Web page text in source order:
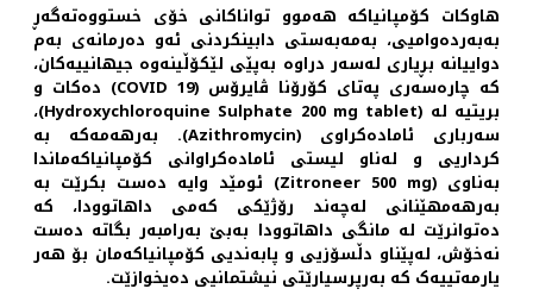
ھاوكات كۆمپانیاكە هەموو تواناکانی خۆی خستووەتەگەڕ
بەبەردەوامیی، بەمەبەستی دابینكردنی ئەو دەرمانەی بەم
دواییانە بڕیاری لەسەر دراوە بەپێی لێكۆڵینەوە جیھانییەكان،
كە چارەسەری پەتای كۆرۆنا ڤایرۆس (COVID 19) دەكات و
بریتیە لە (Hydroxychloroquine Sulphate 200 mg tablet)،
سەرباری ئامادەكراوی (Azithromycin). بەرھەمەكە بە
كرداریی و لەناو لیستی ئامادەكراوانی كۆمپانیاكەماندا
بەناوی (Zitroneer 500 mg) ئومێد وایە دەست بكرێت بە
بەرھەمھێنانی لەچەند رۆژێكی كەمی داھاتوودا، كە
دەتوانرێت لە مانگی داھاتوودا بەبێ بەرامبەر بگاتە دەست
نەخۆش، لەپێناو دڵسۆزیی و پابەندیی كۆمپانیاكەمان بۆ هەر
یارمەتییەک كە بەرپرسیارێتی نیشتمانیی دەیخوازێت.